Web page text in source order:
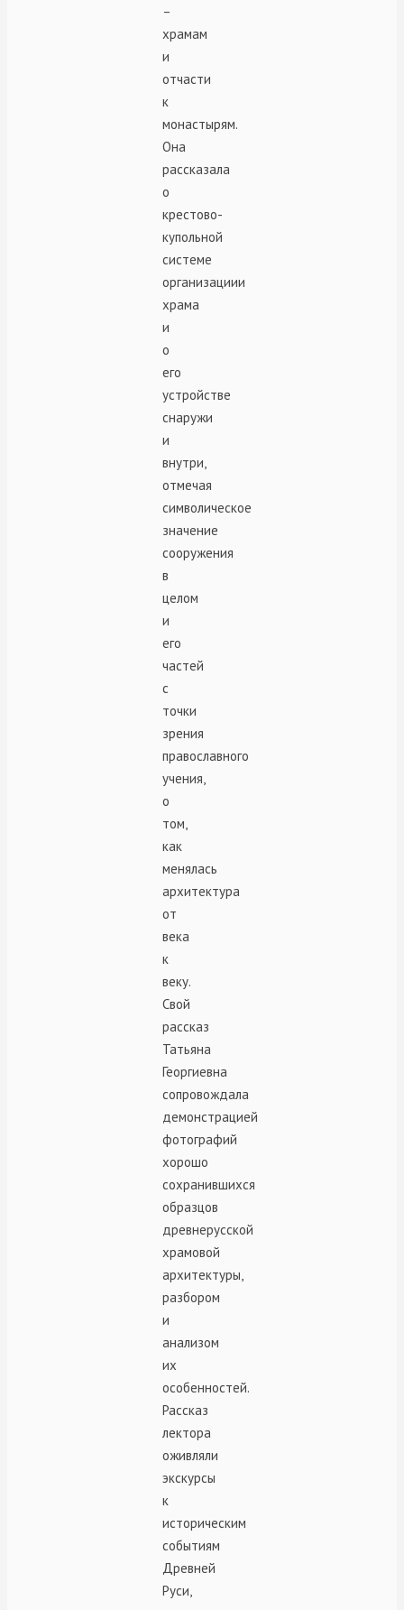
–
храмам
и
отчасти
к
монастырям.
Она
рассказала
о
крестово-
купольной
системе
организациии
храма
и
о
его
устройстве
снаружи
и
внутри,
отмечая
символическое
значение
сооружения
в
целом
и
его
частей
с
точки
зрения
православного
учения,
о
том,
как
менялась
архитектура
от
века
к
веку.
Свой
рассказ
Татьяна
Георгиевна
сопровождала
демонстрацией
фотографий
хорошо
сохранившихся
образцов
древнерусской
храмовой
архитектуры,
разбором
и
анализом
их
особенностей.
Рассказ
лектора
оживляли
экскурсы
к
историческим
событиям
Древней
Руси,